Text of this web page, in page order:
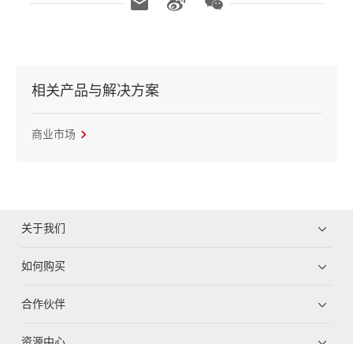
相关产品与解决方案
商业市场
关于我们
如何购买
合作伙伴